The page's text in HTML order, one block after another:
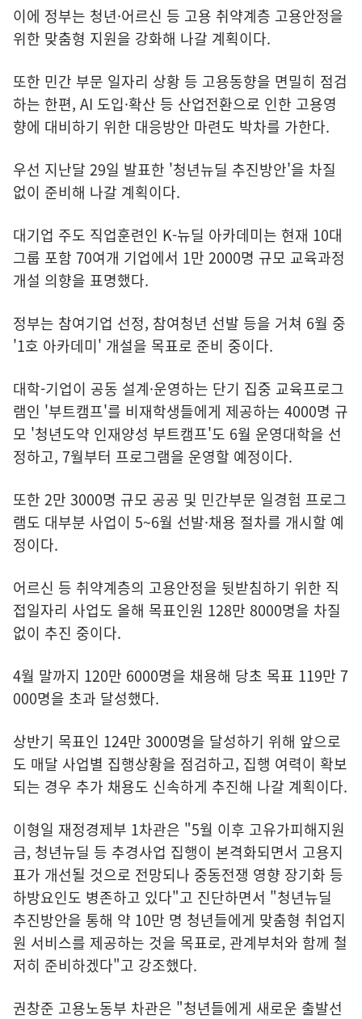
이에 정부는 청년·어르신 등 고용 취약계층 고용안정을
위한 맞춤형 지원을 강화해 나갈 계획이다.
또한 민간 부문 일자리 상황 등 고용동향을 면밀히 점검
하는 한편, AI 도입·확산 등 산업전환으로 인한 고용영
향에 대비하기 위한 대응방안 마련도 박차를 가한다.
우선 지난달 29일 발표한 '청년뉴딜 추진방안'을 차질
없이 준비해 나갈 계획이다.
대기업 주도 직업훈련인 K-뉴딜 아카데미는 현재 10대
그룹 포함 70여개 기업에서 1만 2000명 규모 교육과정
개설 의향을 표명했다.
정부는 참여기업 선정, 참여청년 선발 등을 거쳐 6월 중
'1호 아카데미' 개설을 목표로 준비 중이다.
대학-기업이 공동 설계·운영하는 단기 집중 교육프로그
램인 '부트캠프'를 비재학생들에게 제공하는 4000명 규
모 '청년도약 인재양성 부트캠프'도 6월 운영대학을 선
정하고, 7월부터 프로그램을 운영할 예정이다.
또한 2만 3000명 규모 공공 및 민간부문 일경험 프로그
램도 대부분 사업이 5~6월 선발·채용 절차를 개시할 예
정이다.
어르신 등 취약계층의 고용안정을 뒷받침하기 위한 직
접일자리 사업도 올해 목표인원 128만 8000명을 차질
없이 추진 중이다.
4월 말까지 120만 6000명을 채용해 당초 목표 119만 7
000명을 초과 달성했다.
상반기 목표인 124만 3000명을 달성하기 위해 앞으로
도 매달 사업별 집행상황을 점검하고, 집행 여력이 확보
되는 경우 추가 채용도 신속하게 추진해 나갈 계획이다.
이형일 재정경제부 1차관은 "5월 이후 고유가피해지원
금, 청년뉴딜 등 추경사업 집행이 본격화되면서 고용지
표가 개선될 것으로 전망되나 중동전쟁 영향 장기화 등
하방요인도 병존하고 있다"고 진단하면서 "청년뉴딜
추진방안을 통해 약 10만 명 청년들에게 맞춤형 취업지
원 서비스를 제공하는 것을 목표로, 관계부처와 함께 철
저히 준비하겠다"고 강조했다.
권창준 고용노동부 차관은 "청년들에게 새로운 출발선